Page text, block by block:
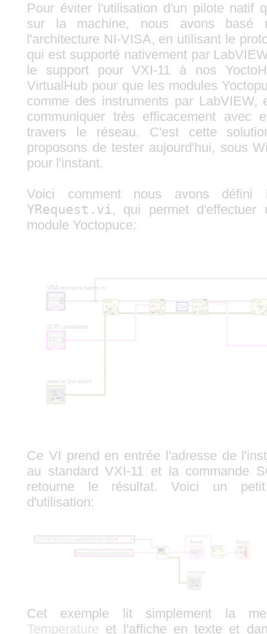
Pour éviter l'utilisation d'un pilote natif
sur la machine, nous avons basé
l'architecture NI-VISA, en utilisant le
qui est supporté nativement par
le support pour VXI-11 à nos
VirtualHub pour que les modules
comme des instruments par LabVIEW,
communiquer très efficacement
travers le réseau. C'est cette
proposons de tester aujourd'hui, sous
pour l'instant.
Voici comment nous avons défini
YRequest.vi, qui permet d'effectuer
module Yoctopuce:
Ce VI prend en entrée l'adresse de
au standard VXI-11 et la commande
retourne le résultat. Voici un
d'utilisation:
Cet exemple lit simplement la
Temperature et l'affiche en texte et